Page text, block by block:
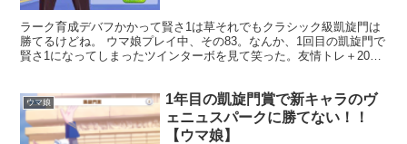
ラーク育成デバフかかって賢さ1は草それでもクラシック級凱旋門は
勝てるけどね。 ウマ娘プレイ中、その83。なんか、1回目の凱旋門で
賢さ1になってしまったツインターボを見て笑った。友情トレ＋20%
ウマ娘
1年目の凱旋門賞で新キャラのヴ
ェニュスパークに勝てない！！
【ウマ娘】